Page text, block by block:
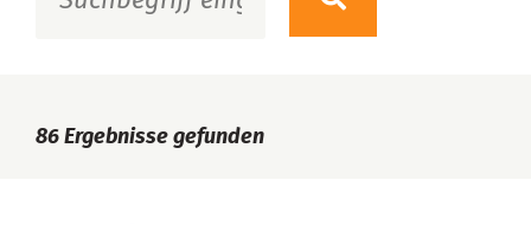
86 Ergebnisse gefunden